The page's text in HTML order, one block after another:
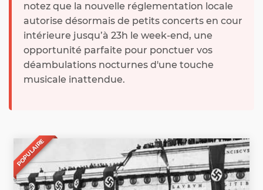
notez que la nouvelle réglementation locale
autorise désormais de petits concerts en cour
intérieure jusqu’à 23h le week-end, une
opportunité parfaite pour ponctuer vos
déambulations nocturnes d'une touche
musicale inattendue.
POPULAIRE